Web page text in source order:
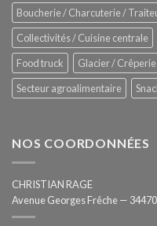
Boucherie / Charcuterie /
Collectivités / Cuisine centrale
Food truck
Glacier / Crêperie
Secteur agroalimentaire
NOS COORDONNÉES
CHRISTIAN RAGE
Avenue Georges Frêche —